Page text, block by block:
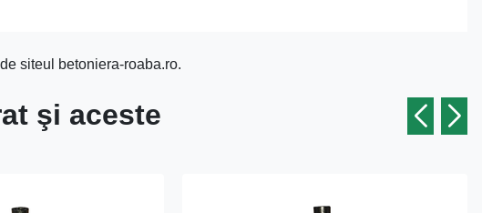
siteul betoniera-roaba.ro.
şi aceste